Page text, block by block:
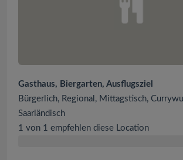
Gasthaus, Biergarten, Ausflugsziel
Bürgerlich, Regional, Mittagstisch,
Saarländisch
1 von 1 empfehlen diese Location